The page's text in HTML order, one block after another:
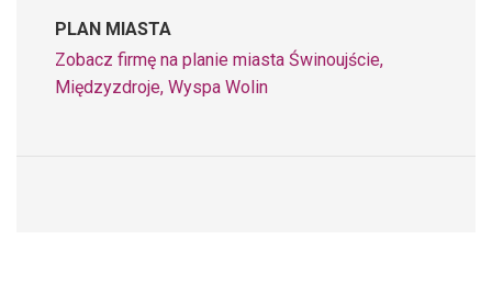
PLAN MIASTA
Zobacz firmę na planie miasta Świnoujście,
Międzyzdroje, Wyspa Wolin